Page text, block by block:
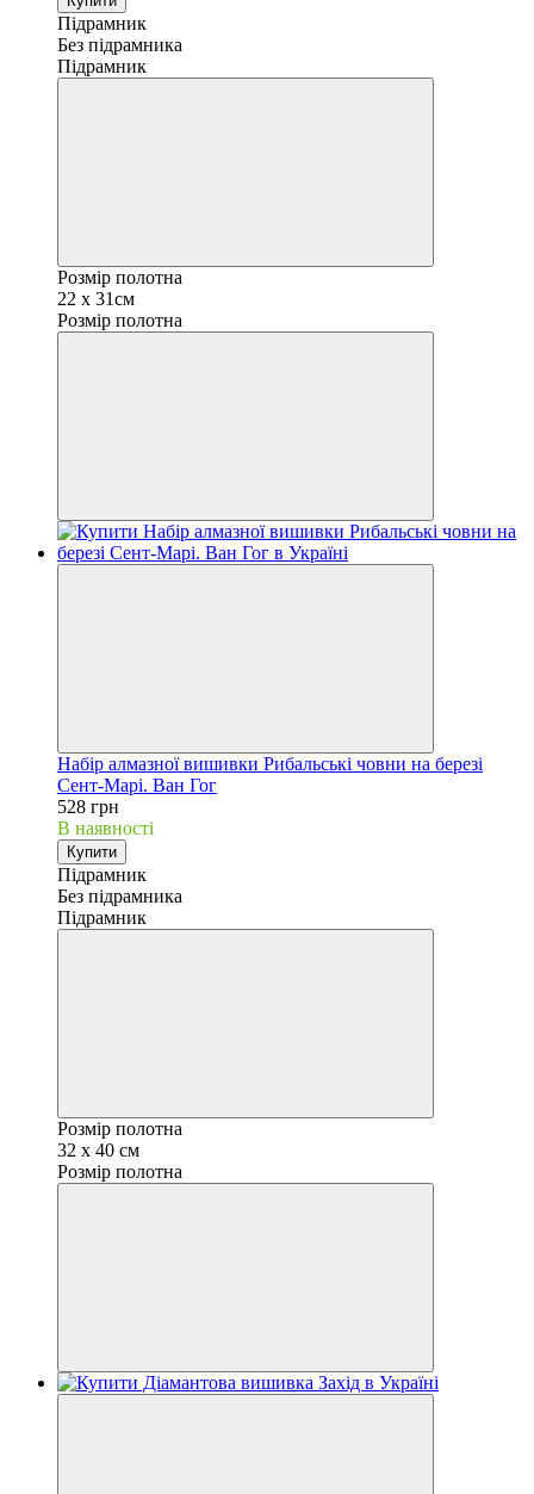
Підрамник
Без підрамника
Підрамник
Розмір полотна
22 х 31см
Розмір полотна
Набір алмазної вишивки Рибальські човни на березі
Сент-Марі. Ван Гог
528 грн
В наявності
Купити
Підрамник
Без підрамника
Підрамник
Розмір полотна
32 х 40 см
Розмір полотна